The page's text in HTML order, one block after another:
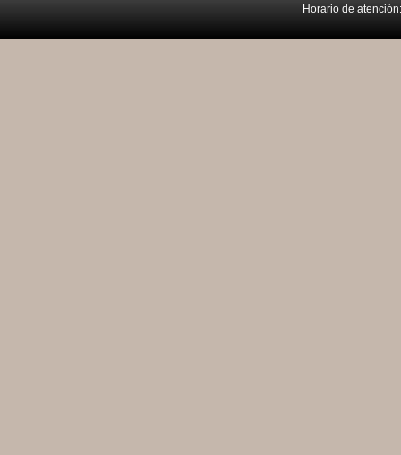
Horario de